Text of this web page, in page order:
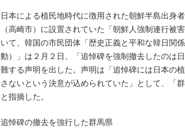
日本による植民地時代に徴用された朝鮮半島出身
（高崎市）に設置されていた「朝鮮人強制連行被
いて、韓国の市民団体「歴史正義と平和な韓日関
動）」は２月２日、「追悼碑を強制撤去したのは
難する声明を出した。声明は「追悼碑には日本の
さないという決意が込められていた」として、「
と指摘した。
追悼碑の撤去を強行した群馬県